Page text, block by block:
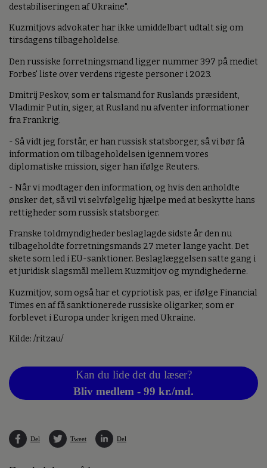
destabiliseringen af Ukraine".
Kuzmitjovs advokater har ikke umiddelbart udtalt sig om
tirsdagens tilbageholdelse.
Den russiske forretningsmand ligger nummer 397 på mediet
Forbes' liste over verdens rigeste personer i 2023.
Dmitrij Peskov, som er talsmand for Ruslands præsident,
Vladimir Putin, siger, at Rusland nu afventer informationer
fra Frankrig.
- Så vidt jeg forstår, er han russisk statsborger, så vi bør få
information om tilbageholdelsen igennem vores
diplomatiske mission, siger han ifølge Reuters.
- Når vi modtager den information, og hvis den anholdte
ønsker det, så vil vi selvfølgelig hjælpe med at beskytte hans
rettigheder som russisk statsborger.
Franske toldmyndigheder beslaglagde sidste år den nu
tilbageholdte forretningsmands 27 meter lange yacht. Det
skete som led i EU-sanktioner. Beslaglæggelsen satte gang i
et juridisk slagsmål mellem Kuzmitjov og myndighederne.
Kuzmitjov, som også har et cypriotisk pas, er ifølge Financial
Times en af få sanktionerede russiske oligarker, som er
forblevet i Europa under krigen med Ukraine.
Kilde: /ritzau/
Kan du lide det du læser?
Bliv medlem - 99 kr./md.
Del Tweet Del